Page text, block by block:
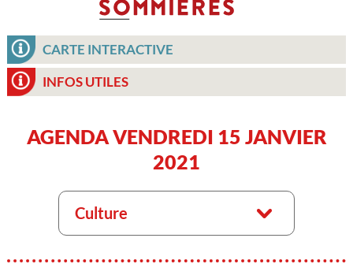
CARTE INTERACTIVE
INFOS UTILES
AGENDA VENDREDI 15 JANVIER
2021
Culture